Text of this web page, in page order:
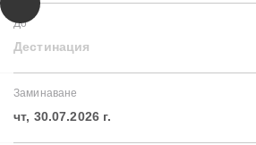
До
Дестинация
Заминаване
чт, 30.07.2026 г.